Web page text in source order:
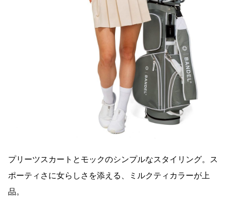
プリーツスカートとモックのシンプルなスタイリング。ス
ポーティさに女らしさを添える、ミルクティカラーが上
品。